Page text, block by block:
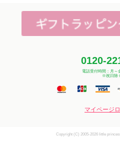
0120-
電話受付時間：月～
※祝日除く
マイページ
Copyright (C) 2005-2026 little